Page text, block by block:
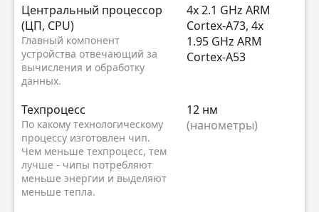
Центральный процессор
(ЦП, CPU)
Главный компонент
устройства отвечающий за
вычисления и обработку
данных.
4x 2.1 GHz ARM
Cortex-A73, 4x
1.95 GHz ARM
Cortex-A53
Техпроцесс
По какому технологическому
процессу изготовлен чип.
Чем меньше техпроцесс, тем
лучше - чипы потребляют
меньше энергии и выделяют
меньше тепла.
12 нм
(нанометры)